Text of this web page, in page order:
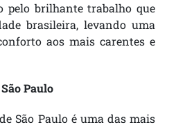
pelo brilhante trabalho que
brasileira, levando uma
aos mais carentes e
Paulo
São Paulo é uma das mais